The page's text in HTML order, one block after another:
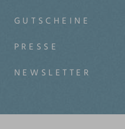
GUTSCHEINE
PRESSE
NEWSLETTER